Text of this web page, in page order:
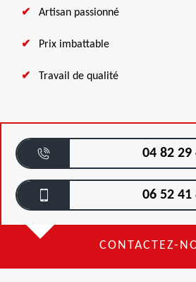
Artisan passionné
Prix imbattable
Travail de qualité
04 82 29
06 52 41
CONTACTEZ-